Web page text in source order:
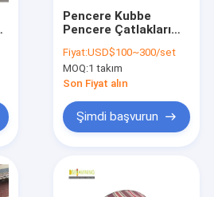
Pencere Kubbe
Pencere Çatlakları
Çatlak Su geçirmez
Alüminyum
Çıkarılabilir
Fiyat:USD$100~300/set
MOQ:1 takım
Son Fiyat alın
Şimdi başvurun